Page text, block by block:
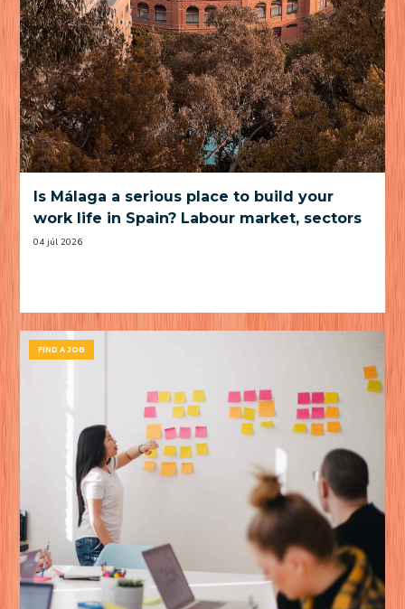
Is Málaga a serious place to build your
work life in Spain? Labour market, sectors
and practical trade-offs
04 júl 2026
FIND A JOB